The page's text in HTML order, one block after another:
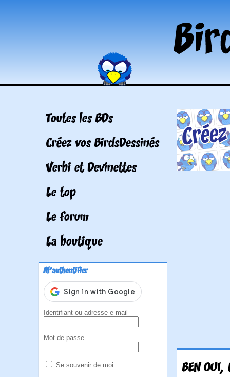
Toutes les BDs
Créez vos BirdsDessinés
Verbi et Devinettes
Le top
Le forum
La boutique
M'authentifier
Identifiant ou adresse e-mail
Mot de passe
Se souvenir de moi BEN OUI,